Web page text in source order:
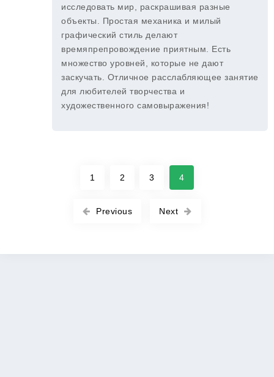
исследовать мир, раскрашивая разные
объекты. Простая механика и милый
графический стиль делают
времяпрепровождение приятным. Есть
множество уровней, которые не дают
заскучать. Отличное расслабляющее занятие
для любителей творчества и
художественного самовыражения!
Previous
1 2 3 4
Next